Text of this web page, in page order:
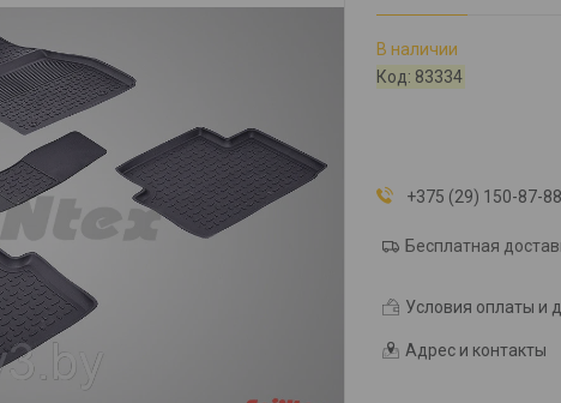
В наличии
Код: 83334
+375 (29) 150-87-
Бесплатная
Условия оплаты и
Адрес и контакты